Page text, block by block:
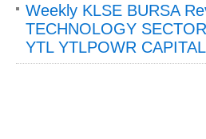
Weekly KLSE BURSA
TECHNOLOGY
YTL YTLPOWR